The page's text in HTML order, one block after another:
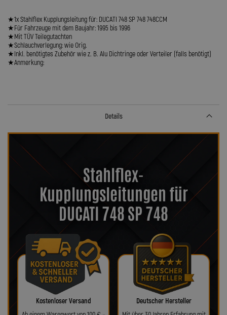
★1x Stahlflex Kupplungsleitung für: DUCATI 748 SP 748 748CCM
★Für Fahrzeuge mit dem Baujahr: 1995 bis 1996
★Mit TÜV Teilegutachten
★Schlauchverlegung: wie Orig.
★Inkl. benötigtes Zubehör wie z. B. Alu Dichtringe oder Verteiler (falls benötigt)
★Anmerkung:
Details
Stahlflex-
Kupplungsleitungen für
DUCATI 748 SP 748
Kostenloser Versand
Deutscher Hersteller